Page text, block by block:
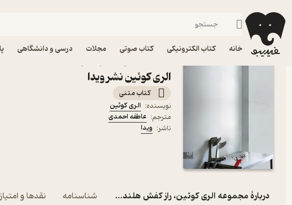
خانه کتاب الکترونیکی کتاب صوتی مجلات درسی و دانشگاهی
فیدیبو کتاب الکترونیکی
الری کوئین نشر ویدا
کتاب متنی
نویسنده: الری کوئین
مترجم: عاطفه احمدی
ناشر: ویدا
دربارۀ مجموعه الری کوئین، راز کفش هلندی جلد 4 شناسنامه نقدها و